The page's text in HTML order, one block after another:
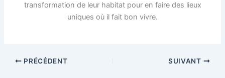
transformation de leur habitat pour en faire des lieux
uniques où il fait bon vivre.
PRÉCÉDENT SUIVANT